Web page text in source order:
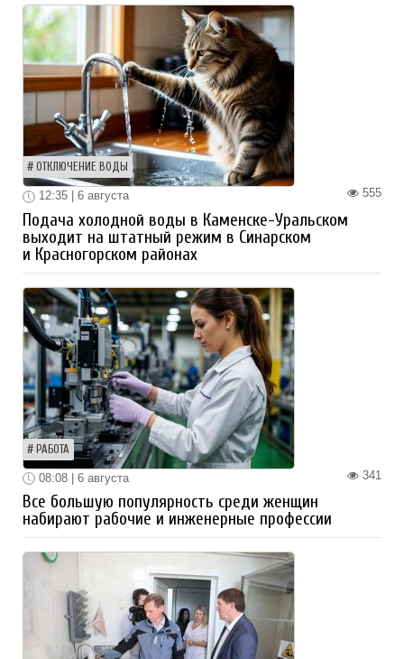
ОТКЛЮЧЕНИЕ ВОДЫ
555
12:35 | 6 августа
Подача холодной воды в Каменске-Уральском
выходит на штатный режим в Синарском
и Красногорском районах
РАБОТА
341
08:08 | 6 августа
Все большую популярность среди женщин
набирают рабочие и инженерные профессии